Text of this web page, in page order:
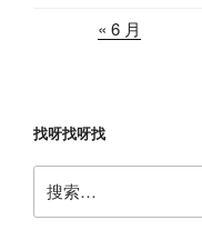
« 6 月
找呀找呀找
索：